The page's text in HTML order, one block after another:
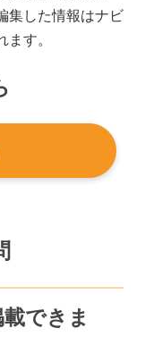
集した情報はナビ
す。
できま